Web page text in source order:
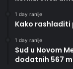
1 day ranije
Kako
1 day ranije
Sud u Novom
dodatnih 567